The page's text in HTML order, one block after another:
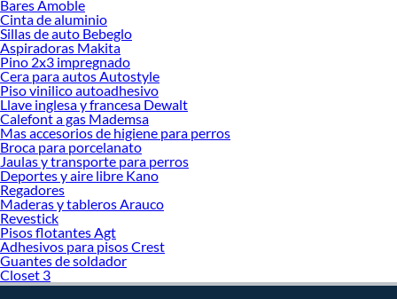
Bares Amoble
Cinta de aluminio
Sillas de auto Bebeglo
Aspiradoras Makita
Pino 2x3 impregnado
Cera para autos Autostyle
Piso vinilico autoadhesivo
Llave inglesa y francesa Dewalt
Calefont a gas Mademsa
Mas accesorios de higiene para perros
Broca para porcelanato
Jaulas y transporte para perros
Deportes y aire libre Kano
Regadores
Maderas y tableros Arauco
Revestick
Pisos flotantes Agt
Adhesivos para pisos Crest
Guantes de soldador
Closet 3